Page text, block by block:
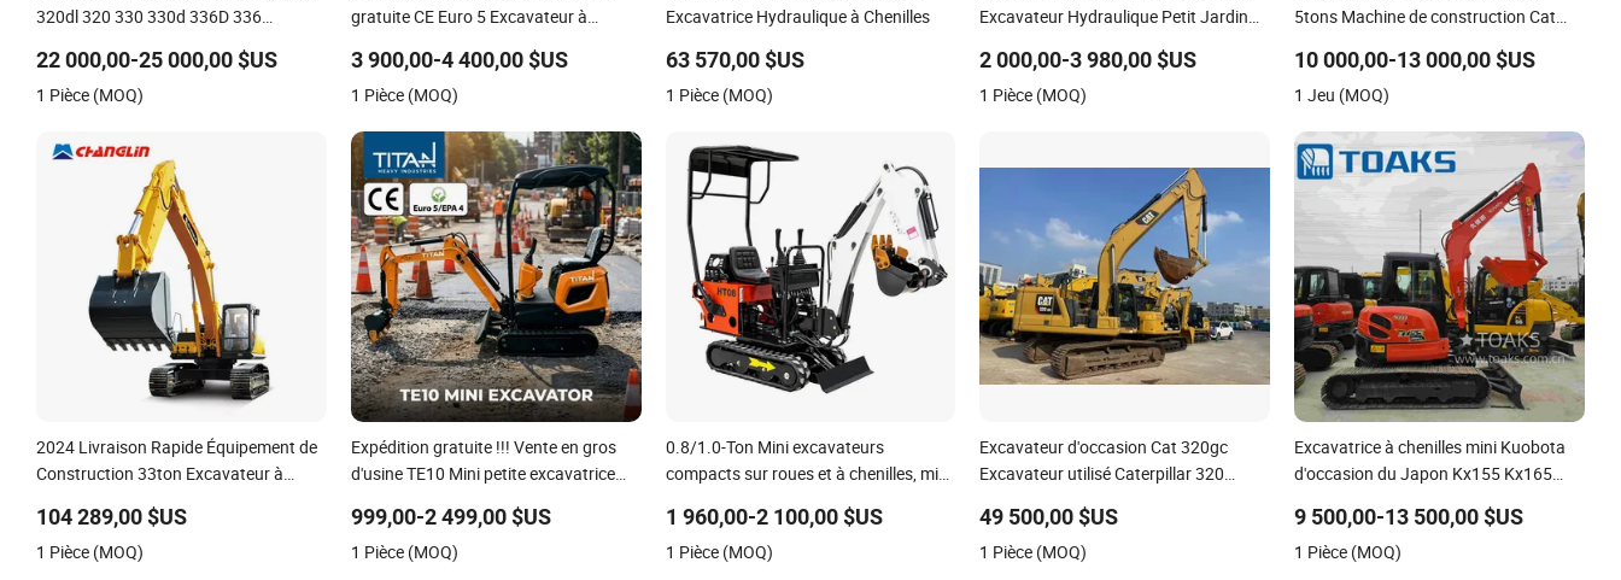
320dl 320 330 330d 336D 336
Caterpillar 320d Excavatrice
d'occasion
22 000,00-25 000,00 $US
1 Pièce (MOQ)
gratuite CE Euro 5 Excavateur à
baggers
3 900,00-4 400,00 $US
1 Pièce (MOQ)
Excavatrice Hydraulique à Chenilles
63 570,00 $US
1 Pièce (MOQ)
Excavateur Hydraulique Petit Jardin
Excavateurs
2 000,00-3 980,00 $US
1 Pièce (MOQ)
5tons Machine de construction Cat
d'occasion 305.5 Cat306 Cat307
Excavatrice
10 000,00-13 000,00 $US
1 Jeu (MOQ)
2024 Livraison Rapide Équipement de
Construction 33ton Excavateur à
104 289,00 $US
1 Pièce (MOQ)
Expédition gratuite !!! Vente en gros
d'usine TE10 Mini petite excavatrice
999,00-2 499,00 $US
1 Pièce (MOQ)
0.8/1.0-Ton Mini excavateurs
compacts sur roues et à chenilles, mini
1 960,00-2 100,00 $US
1 Pièce (MOQ)
Excavateur d'occasion Cat 320gc
Excavateur utilisé Caterpillar 320
49 500,00 $US
1 Pièce (MOQ)
Excavatrice à chenilles mini Kuobota
d'occasion du Japon Kx155 Kx165
construction, l'aménagement
paysager et le travail agricole avec un
9 500,00-13 500,00 $US
1 Pièce (MOQ)